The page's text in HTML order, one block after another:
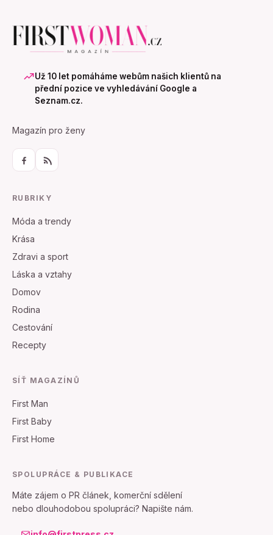
Už 10 let pomáháme webům našich klientů na
přední pozice ve vyhledávání Google a
Seznam.cz.
Magazín pro ženy
RUBRIKY
Móda a trendy
Krása
Zdravi a sport
Láska a vztahy
Domov
Rodina
Cestování
Recepty
SÍŤ MAGAZÍNŮ
First Man
First Baby
First Home
SPOLUPRÁCE & PUBLIKACE
Máte zájem o PR článek, komerční sdělení
nebo dlouhodobou spolupráci? Napište nám.